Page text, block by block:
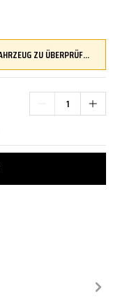
DRÜCKEN SIE AUF DEN BUTTON, UM IHR FAHRZEUG ZU ÜBERPRÜFEN UND SICHERZUSTELLEN, DASS DIESES TEIL KOMPATIBEL IST, BEVOR SIE ES BESTELLEN